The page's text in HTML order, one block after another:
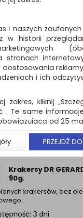
Ciastka BELVITA
Honey&Nuts, 300 g
ZBOŻOWE Z MIODEM,
3 dni
Krakersy DR
90g.
krakersów, bez
3 dni
i naszych
w historii
stronach
i ich
kliknij
. Te same
od 25
naszej
na
o promocjach
której
dowolnym
PRZEJDŹ